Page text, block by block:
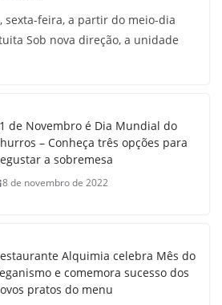
sexta-feira, a partir do meio-dia
Sob nova direção, a unidade
de Novembro é Dia Mundial do
– Conheça três opções para
a sobremesa
8 de novembro de 2022
Alquimia celebra Mês do
e comemora sucesso dos
pratos do menu